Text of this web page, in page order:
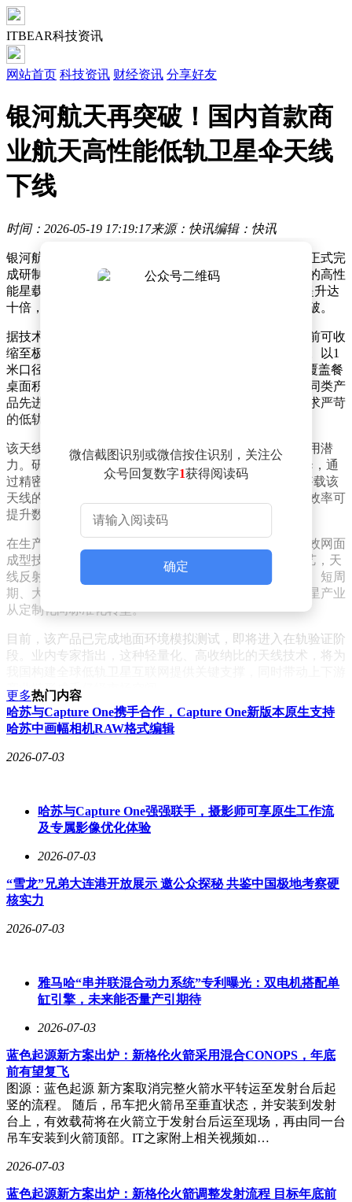
ITBEAR科技资讯
网站首页 科技资讯 财经资讯 分享好友
银河航天再突破！国内首款商
业航天高性能低轨卫星伞天线
下线
时间：2026-05-19 17:19:17来源：快讯编辑：快讯
银河航天近日宣布，其自主研发的大口径可展开伞天线正式完
成研制并下线。作为国内首款由商业航天企业成功开发的高性
能星载天线，该产品通信能力较传统机械可动QV天线提升达
十倍，标志着我国商业航天在卫星载荷领域取得重大突破。
据技术团队介绍，这款伞天线采用创新设计理念，发射前可收
缩至极小体积，入轨后能精准展开形成大型通信反射面。以1
米口径型号为例，其收纳比控制在12%以内，相当于将覆盖餐
桌面积的通信阵面压缩至笔记本电脑盒大小，达到国际同类产
品先进水平。这种特性使其特别适用于对空间利用率要求严苛
的低轨通信卫星平台。
该天线不仅可显著提升卫星通信容量，还具备跨领域应用潜
力。研发负责人许智比喻称："其工作原理类似日常雨伞，通
过精密折叠机构实现体积的最小化。"测试数据显示，搭载该
天线的卫星在遥感成像、导航定位等任务中，数据传输效率可
提升数个量级，为多模态卫星设计提供了新思路。
在生产制造环节，银河航天突破传统工艺限制，独创高效网面
成型技术，使研制效率提升超70%。通过"一网成型"工艺，天
线反射面精度达到微米级，同时满足商业航天对低成本、短周
期、大批量的量产需求。这项技术革新有望推动我国卫星产业
从定制化向标准化转型。
目前，该产品已完成地面环境模拟测试，即将进入在轨验证阶
段。业内专家指出，这种轻量化、高收纳比的天线技术，将为
产业链形成千亿级市场空间。
微信截图识别或微信按住识别，关注公
众号回复数字1获得阅读码
确定
更多热门内容
哈苏与Capture One携手合作，Capture One新版本原生支持
哈苏中画幅相机RAW格式编辑
2026-07-03
哈苏与Capture One强强联手，摄影师可享原生工作流
及专属影像优化体验
2026-07-03
“雪龙”兄弟大连港开放展示 邀公众探秘 共鉴中国极地考察硬
核实力
2026-07-03
雅马哈“串并联混合动力系统”专利曝光：双电机搭配单
缸引擎，未来能否量产引期待
2026-07-03
蓝色起源新方案出炉：新格伦火箭采用混合CONOPS，年底
前有望复飞
图源：蓝色起源 新方案取消完整火箭水平转运至发射台后起
竖的流程。 随后，吊车把火箭吊至垂直状态，并安装到发射
台上，有效载荷将在火箭立于发射台后运至现场，再由同一台
吊车安装到火箭顶部。IT之家附上相关视频如…
2026-07-03
蓝色起源新方案出炉：新格伦火箭调整发射流程 目标年底前